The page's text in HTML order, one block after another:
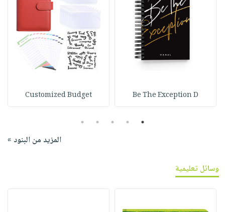
Be The Exception D
Customized Budget
1
2
3
4
5
المزيد من البنود »
وسائل تعليمية